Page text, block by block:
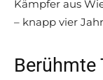
Kämpfer aus
– knapp vier
Berühmte